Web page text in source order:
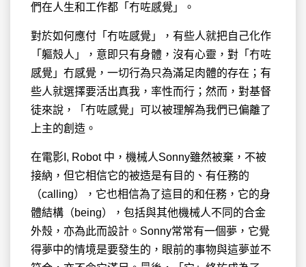
們在人生和工作都「冇咗感覺」。
對於如何應付「冇咗感覺」，有些人就把自己化作
「軀殼人」，意即只有身體，沒有心靈，對「冇咗
感覺」冇感覺，一切行為只為滿足肉體的存在；有
些人就選擇要活出真我，率性而行；然而，對基督
徒來說，「冇咗感覺」可以被理解為我們已偏離了
上主的創造。
在電影I, Robot 中，機械人Sonny雖然被棄，不被
接納，但它相信它的被造是有目的、有任務的
（calling），它也相信為了這目的和任務，它的身
體結構（being），包括與其他機械人不同的合金
外殼，亦為此而設計。Sonny常常有一個夢，它覺
得夢中的情境是要發生的，眼前的事物與這夢並不